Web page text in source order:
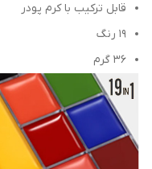
قابل ترکیب با کرم پودر
19 رنگ
36 گرم